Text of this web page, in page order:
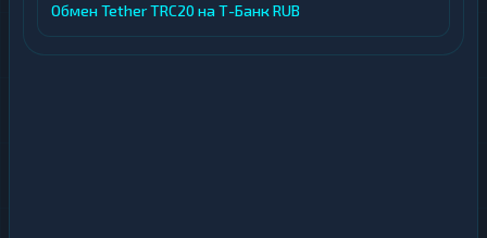
Обмен Tether TRC20 на Т-Банк RUB